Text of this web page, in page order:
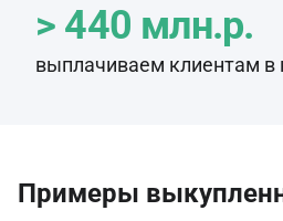
> 440 млн.р.
выплачиваем клиентам в
Примеры